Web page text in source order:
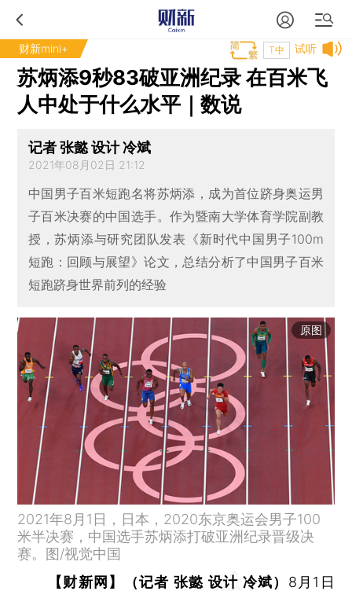
财新mini+ 试听
T中
苏炳添9秒83破亚洲纪录 在百米飞
人中处于什么水平｜数说
记者 张懿 设计 冷斌
2021年08月02日 21:12
中国男子百米短跑名将苏炳添，成为首位跻身奥运男
子百米决赛的中国选手。作为暨南大学体育学院副教
授，苏炳添与研究团队发表《新时代中国男子100m
短跑：回顾与展望》论文，总结分析了中国男子百米
短跑跻身世界前列的经验
原图
2021年8月1日，日本，2020东京奥运会男子100
米半决赛，中国选手苏炳添打破亚洲纪录晋级决
赛。图/视觉中国
【财新网】（记者 张懿 设计 冷斌） 8月1日